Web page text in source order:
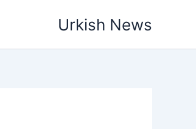
Urkish News